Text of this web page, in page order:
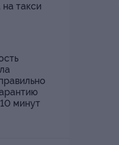
такси
минут